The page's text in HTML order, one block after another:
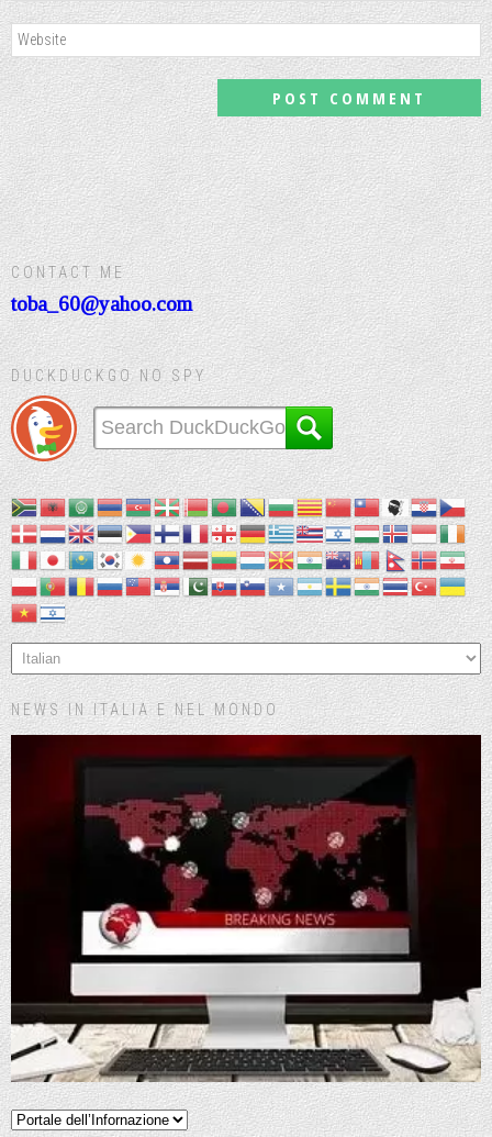
CONTACT ME
toba_60@yahoo.com
DUCKDUCKGO NO SPY
NEWS IN ITALIA E NEL MONDO